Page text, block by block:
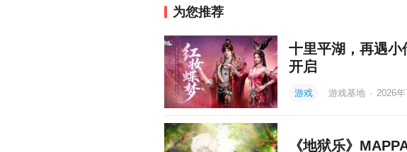
为您推荐
十里平湖，再遇
开启
游戏 游戏基地 · 2026年
《地狱乐》